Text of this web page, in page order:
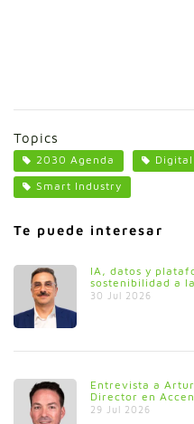
Topics
2030 Agenda
Smart Industry
Te puede interesar
IA, datos y
sostenibilidad a
30 Jul 2026
Entrevista a
Director en
29 Jul 2026